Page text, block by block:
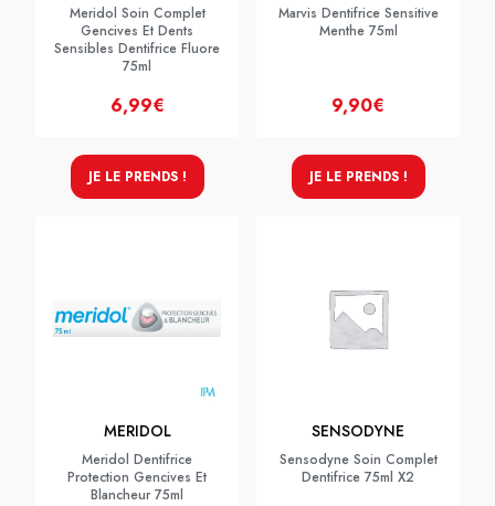
Meridol Soin Complet
Gencives Et Dents
Sensibles Dentifrice Fluore
75ml
6,99€
JE LE PRENDS !
Marvis Dentifrice Sensitive
Menthe 75ml
9,90€
JE LE PRENDS !
MERIDOL
Meridol Dentifrice
Protection Gencives Et
Blancheur 75ml
SENSODYNE
Sensodyne Soin Complet
Dentifrice 75ml X2